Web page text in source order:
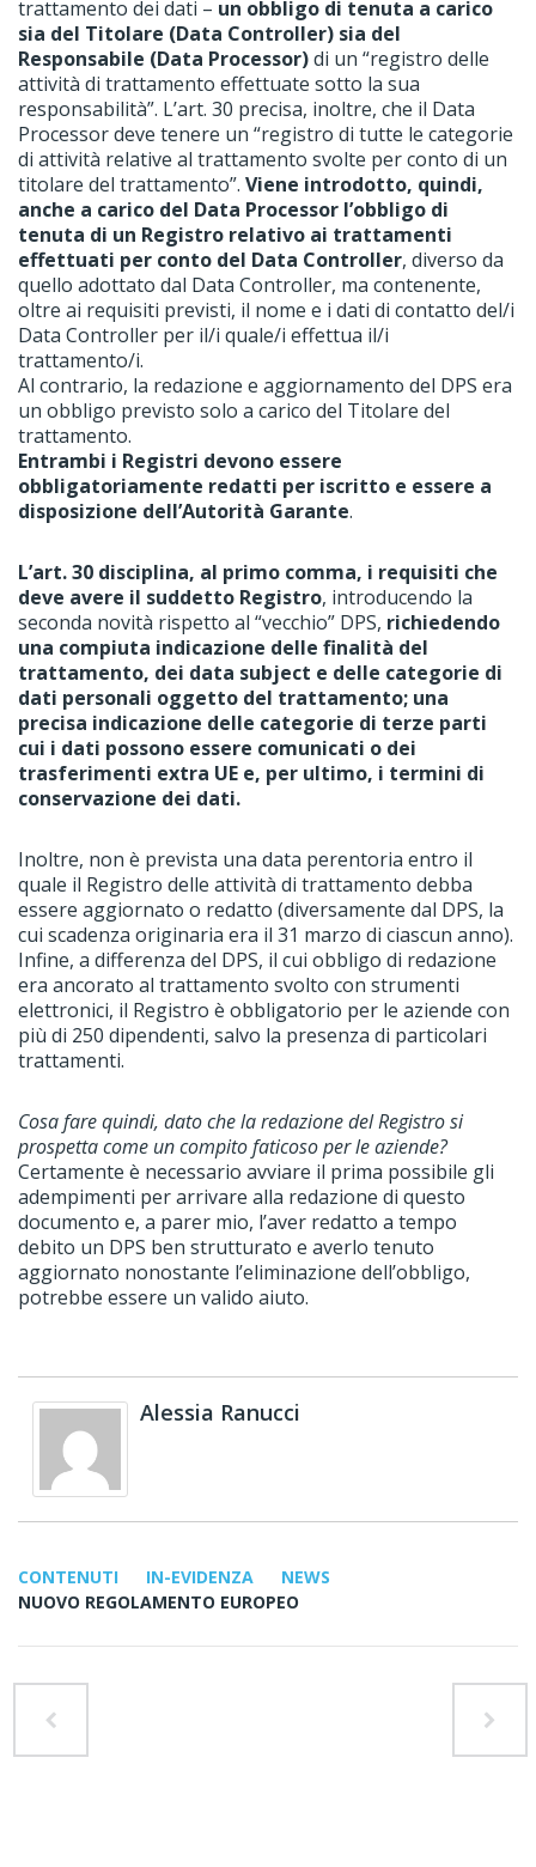
trattamento dei dati – un obbligo di tenuta a carico
sia del Titolare (Data Controller) sia del
Responsabile (Data Processor)di un “registro delle
attività di trattamento effettuate sotto la sua
responsabilità”. L’art. 30 precisa, inoltre, che il Data
Processor deve tenere un “registro di tutte le categorie
di attività relative al trattamento svolte per conto di un
titolare del trattamento”. Viene introdotto, quindi,
anche a carico del Data Processor l’obbligo di
tenuta di un Registro relativo ai trattamenti
effettuati per conto del Data Controller, diverso da
quello adottato dal Data Controller, ma contenente,
oltre ai requisiti previsti, il nome e i dati di contatto del/i
Data Controller per il/i quale/i effettua il/i
trattamento/i.
Al contrario, la redazione e aggiornamento del DPS era
un obbligo previsto solo a carico del Titolare del
trattamento.
Entrambi i Registri devono essere
obbligatoriamente redatti per iscritto e essere a
disposizione dell’Autorità Garante.
L’art. 30 disciplina, al primo comma, i requisiti che
deve avere il suddetto Registro, introducendo la
seconda novità rispetto al “vecchio” DPS, richiedendo
una compiuta indicazione delle finalità del
trattamento, dei data subject e delle categorie di
dati personali oggetto del trattamento; una
precisa indicazione delle categorie di terze parti
cui i dati possono essere comunicati o dei
trasferimenti extra UE e, per ultimo, i termini di
conservazione dei dati.
Inoltre, non è prevista una data perentoria entro il
quale il Registro delle attività di trattamento debba
essere aggiornato o redatto (diversamente dal DPS, la
cui scadenza originaria era il 31 marzo di ciascun anno).
Infine, a differenza del DPS, il cui obbligo di redazione
era ancorato al trattamento svolto con strumenti
elettronici, il Registro è obbligatorio per le aziende con
più di 250 dipendenti, salvo la presenza di particolari
trattamenti.
Cosa fare quindi, dato che la redazione del Registro si
prospetta come un compito faticoso per le aziende?
Certamente è necessario avviare il prima possibile gli
adempimenti per arrivare alla redazione di questo
documento e, a parer mio, l’aver redatto a tempo
debito un DPS ben strutturato e averlo tenuto
aggiornato nonostante l’eliminazione dell’obbligo,
potrebbe essere un valido aiuto.
Alessia Ranucci
CONTENUTI IN-EVIDENZA
NEWS
NUOVO REGOLAMENTO EUROPEO